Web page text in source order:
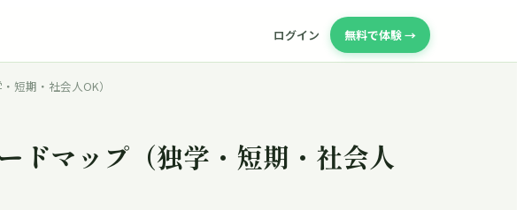
ログイン 無料で体験 →
短期・社会人OK）
ドマップ（独学・短期・社会人